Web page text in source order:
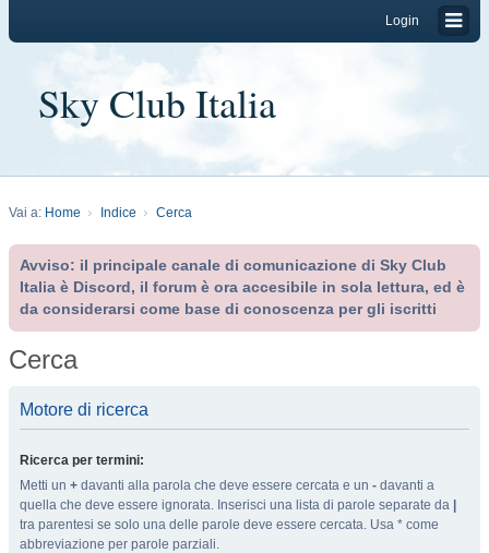
Login
Sky Club Italia
Vai a: Home Indice Cerca
Avviso: il principale canale di comunicazione di Sky Club
Italia è Discord, il forum è ora accesibile in sola lettura, ed è
da considerarsi come base di conoscenza per gli iscritti
Cerca
Motore di ricerca
Ricerca per termini:
Metti un + davanti alla parola che deve essere cercata e un - davanti a
quella che deve essere ignorata. Inserisci una lista di parole separate da
tra parentesi se solo una delle parole deve essere cercata. Usa * come
abbreviazione per parole parziali.